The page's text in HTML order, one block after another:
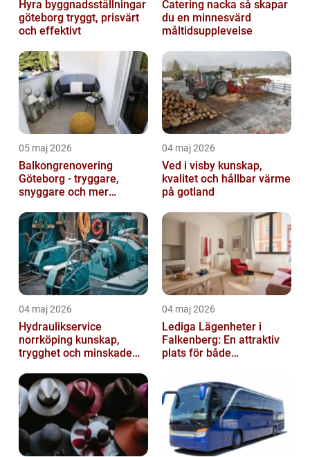
Hyra byggnadsställningar
göteborg tryggt, prisvärt
och effektivt
Catering nacka så skapar
du en minnesvärd
måltidsupplevelse
05 maj 2026
Balkongrenovering
Göteborg - tryggare,
snyggare och mer
04 maj 2026
Ved i visby kunskap,
kvalitet och hållbar värme
på gotland
04 maj 2026
Hydraulikservice
norrköping kunskap,
trygghet och minskade
04 maj 2026
Lediga Lägenheter i
Falkenberg: En attraktiv
plats för både
semesterfirare